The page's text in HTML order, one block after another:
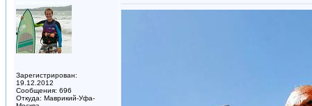
Зарегистрирован:
19.12.2012
Сообщения: 696
Откуда: Маврикий-Уфа-